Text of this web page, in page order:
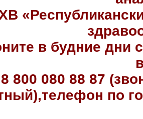
в будние дни
8 800 080 88 87
по